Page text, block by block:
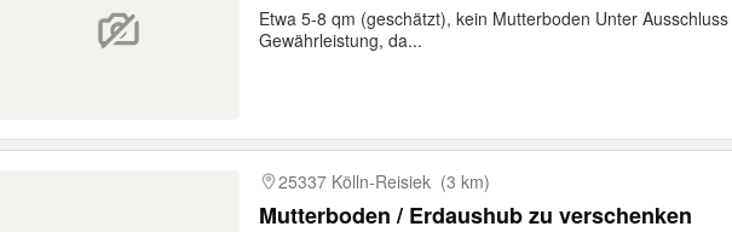
Etwa 5-8 qm (geschätzt), kein Mutterboden Unter
Gewährleistung, da...
25337 Kölln-Reisiek (3 km)
Mutterboden / Erdaushub zu verschenken